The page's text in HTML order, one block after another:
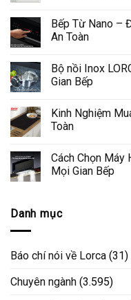
Bếp Từ Nano –
An Toàn
Bộ nồi Inox
Gian Bếp
Kinh Nghiệm
Toàn
Cách Chọn Máy
Mọi Gian Bếp
Danh mục
Báo chí nói về Lorca (31)
Chuyên ngành (3.595)